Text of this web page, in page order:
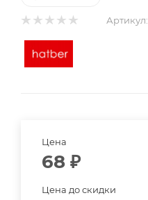
Артикул:
Цена
68 ₽
Цена до скидки